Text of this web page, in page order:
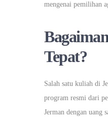
mengenai pemilihan
Tepat?
Salah satu kuliah di
program resmi dari
Jerman dengan uang